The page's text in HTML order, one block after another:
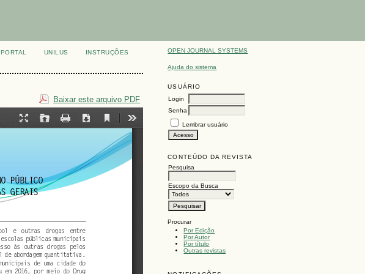
OPEN JOURNAL SYSTEMS
Ajuda do sistema
USUÁRIO
Login
Senha
Lembrar usuário
CONTEÚDO DA REVISTA
Pesquisa
Escopo da Busca
Procurar
Por Edição
Por Autor
Por título
Outras revistas
PORTAL UNILUS
INSTRUÇÕES
Baixar este arquivo PDF